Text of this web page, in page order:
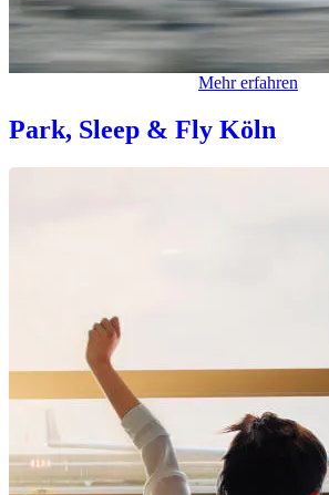
Mehr erfahren
Park, Sleep & Fly Köln